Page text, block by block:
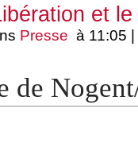
et
Presse à 11:05 |
de